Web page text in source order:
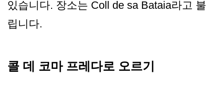
있습니다. 장소는 Coll de sa Bataia라고 불
립니다.
콜 데 코마 프레다로 오르기